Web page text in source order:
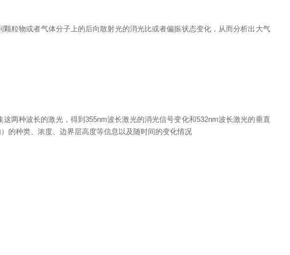
粒物或者气体分子上的后向散射光的消光比或者偏振状态变化，从而分析出大气
两种波长的激光，得到355nm波长激光的消光信号变化和532nm波长激光的垂直
的种类、浓度、边界层高度等信息以及随时间的变化情况